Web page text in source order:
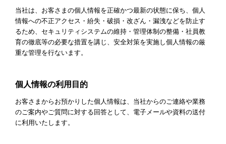
当社は、お客さまの個人情報を正確かつ最新の状態に保ち、個人
情報への不正アクセス・紛失・破損・改ざん・漏洩などを防止す
るため、セキュリティシステムの維持・管理体制の整備・社員教
育の徹底等の必要な措置を講じ、安全対策を実施し個人情報の厳
重な管理を行ないます。
個人情報の利用目的
お客さまからお預かりした個人情報は、当社からのご連絡や業務
のご案内やご質問に対する回答として、電子メールや資料の送付
に利用いたします。